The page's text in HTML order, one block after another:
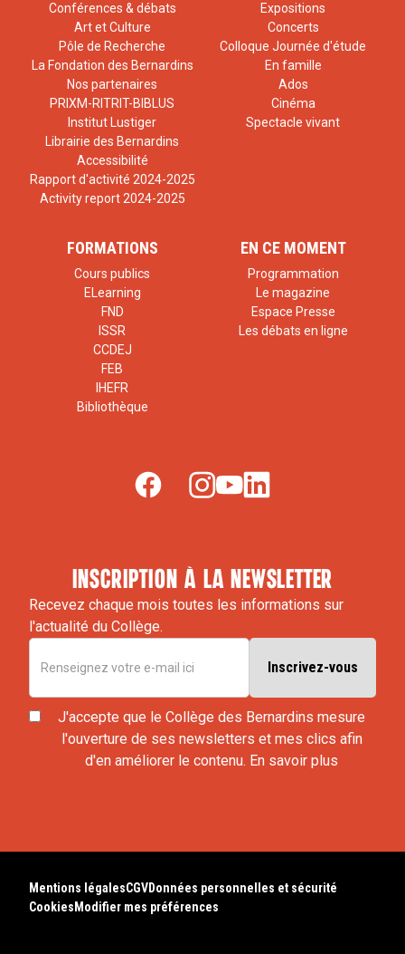
Conférences & débats
Art et Culture
Pôle de Recherche
La Fondation des Bernardins
Nos partenaires
PRIXM-RITRIT-BIBLUS
Institut Lustiger
Librairie des Bernardins
Accessibilité
Rapport d'activité 2024-2025
Activity report 2024-2025
Expositions
Concerts
Colloque Journée d'étude
En famille
Ados
Cinéma
Spectacle vivant
FORMATIONS
Cours publics
ELearning
FND
ISSR
CCDEJ
FEB
IHEFR
Bibliothèque
EN CE MOMENT
Programmation
Le magazine
Espace Presse
Les débats en ligne
inscription à la newsletter
Recevez chaque mois toutes les informations sur
l'actualité du Collège.
J'accepte que le Collège des Bernardins mesure
l'ouverture de ses newsletters et mes clics afin
d'en améliorer le contenu. En savoir plus
Mentions légalesCGVDonnées personnelles et sécurité
Cookies Modifier mes préférences